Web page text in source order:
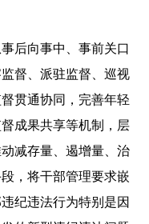
后向事中、事前关口
督、派驻监督、巡视
贯通协同，完善年轻
成果共享等机制，层
减存量、遏增量、治
，将干部管理要求嵌
纪违法行为特别是因